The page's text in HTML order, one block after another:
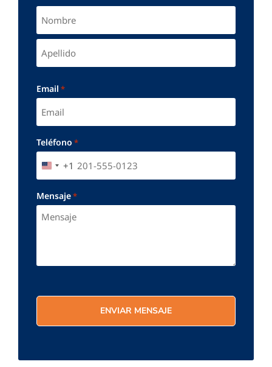
Email *
Teléfono *
UNITED STATES +1
+1
Mensaje*